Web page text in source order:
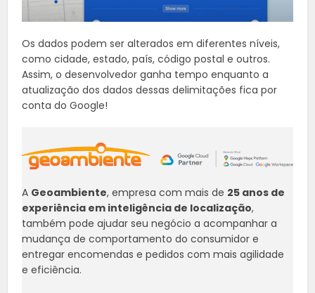
Os dados podem ser alterados em diferentes níveis,
como cidade, estado, país, código postal e outros.
Assim, o desenvolvedor ganha tempo enquanto a
atualização dos dados dessas delimitações fica por
conta do Google!
A Geoambiente, empresa com mais de 25 anos de
experiência em inteligência de localização,
também pode ajudar seu negócio a acompanhar a
mudança de comportamento do consumidor e
entregar encomendas e pedidos com mais agilidade
e eficiência.